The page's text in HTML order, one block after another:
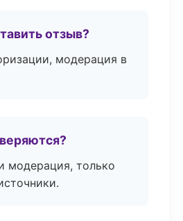
отзыв?
модерация в
модерация, только